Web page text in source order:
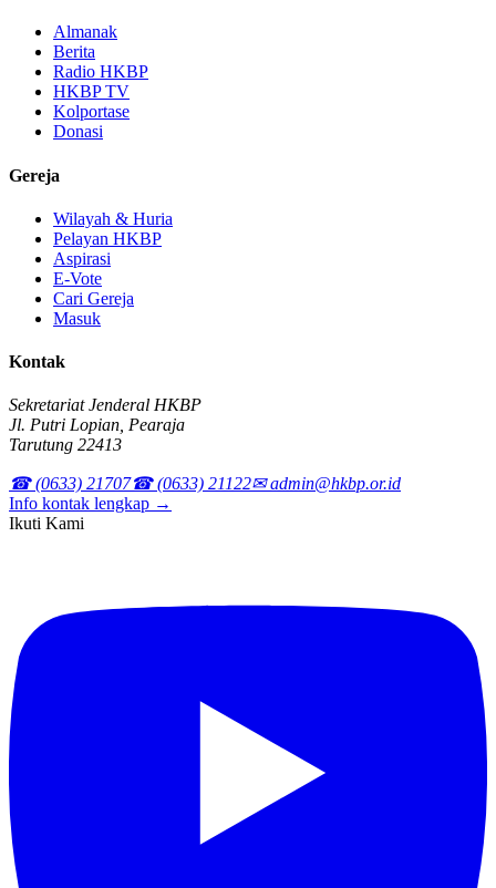
Almanak
Berita
Radio HKBP
HKBP TV
Kolportase
Donasi
Gereja
Wilayah & Huria
Pelayan HKBP
Aspirasi
E-Vote
Cari Gereja
Masuk
Kontak
Sekretariat Jenderal HKBP
Jl. Putri Lopian, Pearaja
Tarutung 22413
☎ (0633) 21707☎ (0633) 21122✉ admin@hkbp.or.id
Info kontak lengkap →
Ikuti Kami